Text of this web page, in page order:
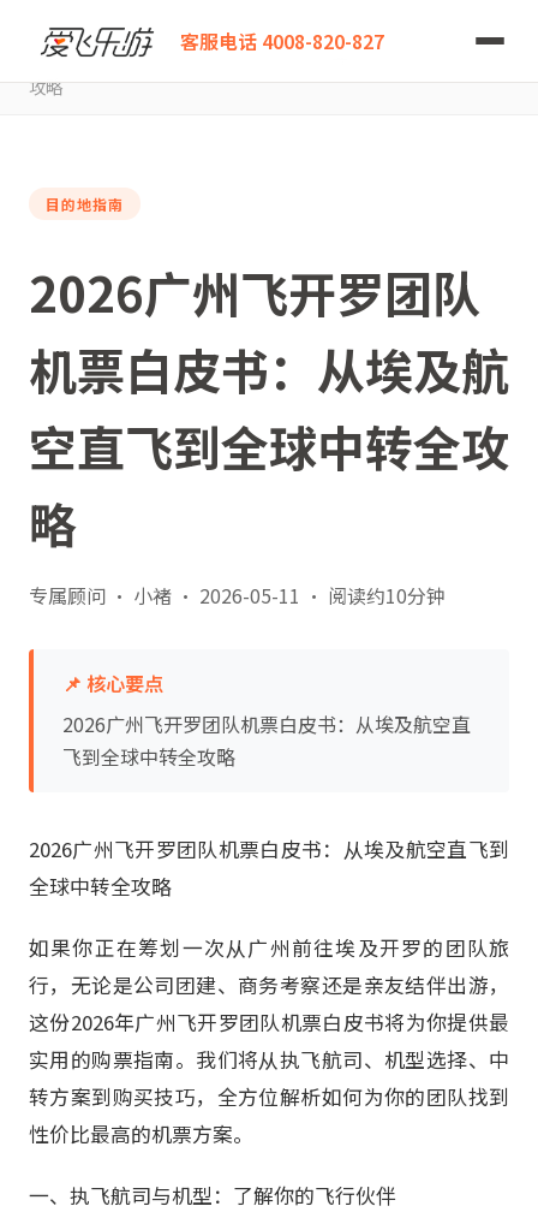
客服电话 4008-820-827
爱飞乐游
2026广州飞开罗团队机票白皮书：从埃及航空直飞到全球中转全
攻略
目的地指南
2026广州飞开罗团队
机票白皮书：从埃及航
空直飞到全球中转全攻
略
专属顾问 · 小褚 · 2026-05-11 · 阅读约10分钟
📌 核心要点
2026广州飞开罗团队机票白皮书：从埃及航空直
飞到全球中转全攻略
2026广州飞开罗团队机票白皮书：从埃及航空直飞到
全球中转全攻略
如果你正在筹划一次从广州前往埃及开罗的团队旅
行，无论是公司团建、商务考察还是亲友结伴出游，
这份2026年广州飞开罗团队机票白皮书将为你提供最
实用的购票指南。我们将从执飞航司、机型选择、中
转方案到购买技巧，全方位解析如何为你的团队找到
性价比最高的机票方案。
一、执飞航司与机型：了解你的飞行伙伴